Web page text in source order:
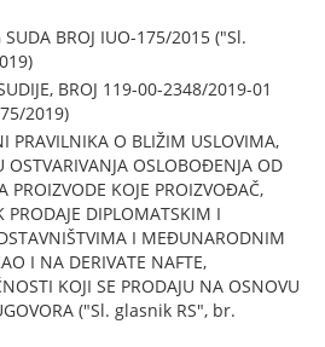
SUDA BROJ IUO-175/2015 ("Sl.
BROJ 119-00-2348/2019-01
2019)
PRAVILNIKA O BLIŽIM USLOVIMA,
OSTVARIVANJA OSLOBOĐENJA OD
PROIZVODE KOJE PROIZVOĐAČ,
DIPLOMATSKIM I
I MEĐUNARODNIM
I NA DERIVATE NAFTE,
KOJI SE PRODAJU NA OSNOVU
("Sl. glasnik RS", br.